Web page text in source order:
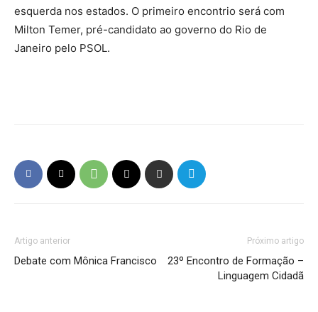
esquerda nos estados. O primeiro encontrio será com
Milton Temer, pré-candidato ao governo do Rio de
Janeiro pelo PSOL.
Artigo anterior
Debate com Mônica Francisco
Próximo artigo
23º Encontro de Formação –
Linguagem Cidadã